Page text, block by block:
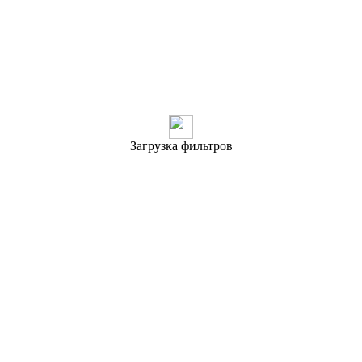
Загрузка фильтров